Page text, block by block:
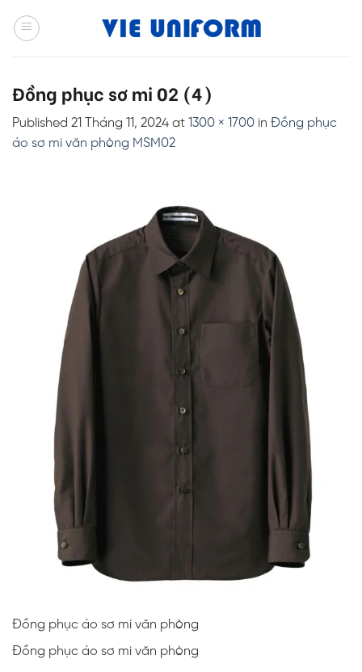
Đồng phục sơ mi 02 (4)
Published 21 Tháng 11, 2024 at 1300 × 1700 in Đồng phục
áo sơ mi văn phòng MSM02
Đồng phục áo sơ mi văn phòng
Đồng phục áo sơ mi văn phòng